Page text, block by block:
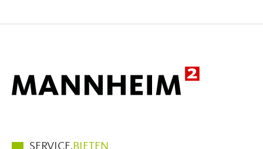
Hauptmenüpunkte
SERVICE.BIETEN